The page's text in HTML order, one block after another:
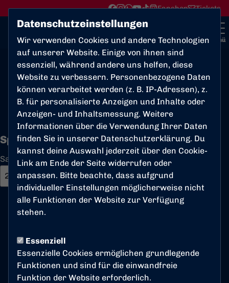
Datenschutzeinstellungen
Wir verwenden Cookies und andere Technologien
auf unserer Website. Einige von ihnen sind
essenziell, während andere uns helfen, diese
Website zu verbessern. Personenbezogene Daten
können verarbeitet werden (z. B. IP-Adressen), z.
B. für personalisierte Anzeigen und Inhalte oder
Anzeigen- und Inhaltsmessung. Weitere
Informationen über die Verwendung Ihrer Daten
finden Sie in unserer Datenschutzerklärung. Du
kannst deine Auswahl jederzeit über den Cookie-
Link am Ende der Seite widerrufen oder
anpassen. Bitte beachte, dass aufgrund
individueller Einstellungen möglicherweise nicht
alle Funktionen der Website zur Verfügung
stehen.
Essenziell
Essenzielle Cookies ermöglichen grundlegende
Funktionen und sind für die einwandfreie
Funktion der Website erforderlich.
Fanshop Tickets
Menü
A-Junioren Mittelrheinliga
U19
Übersicht Kader Funktionsteam Spielplan und
Spielplan
Saison
Bonner SC
0:6
(0:1)
St. Pauli